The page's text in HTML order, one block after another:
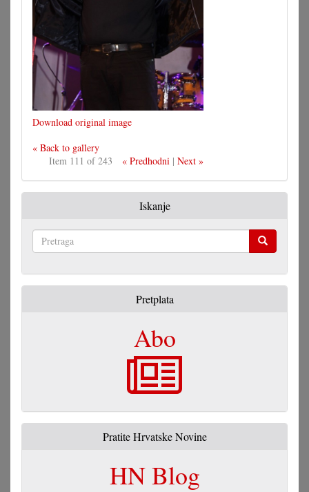
Download original image
« Back to gallery
Item 111 of 243
« Predhodni | Next »
Iskanje
Pretplata
Abo
Pratite Hrvatske Novine
HN Blog